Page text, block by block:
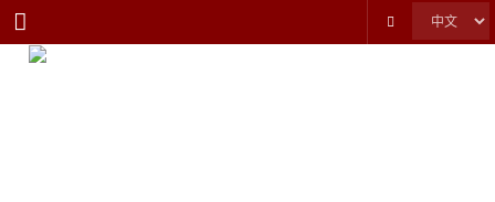
Menu